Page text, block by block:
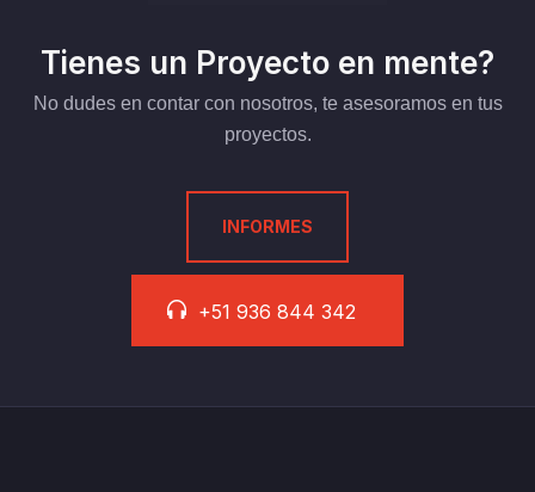
Tienes un Proyecto en mente?
No dudes en contar con nosotros, te asesoramos en tus
proyectos.
INFORMES
+51 936 844 342